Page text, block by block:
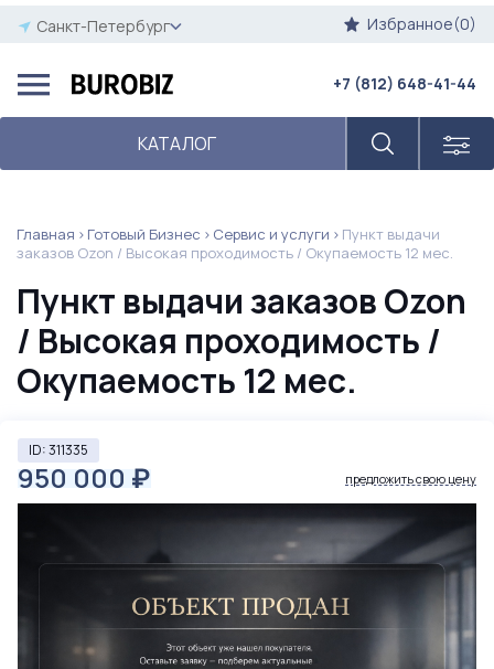
Санкт-Петербург Избранное(0)
КАТАЛОГ
+7 (812) 648-41-44
Главная Готовый Бизнес Сервис и услуги
Пункт выдачи
заказов Ozon / Высокая проходимость / Окупаемость 12 мес.
Пункт выдачи заказов Ozon
/ Высокая проходимость /
Окупаемость 12 мес.
ID: 311335
950 000 ₽ предложить свою цену